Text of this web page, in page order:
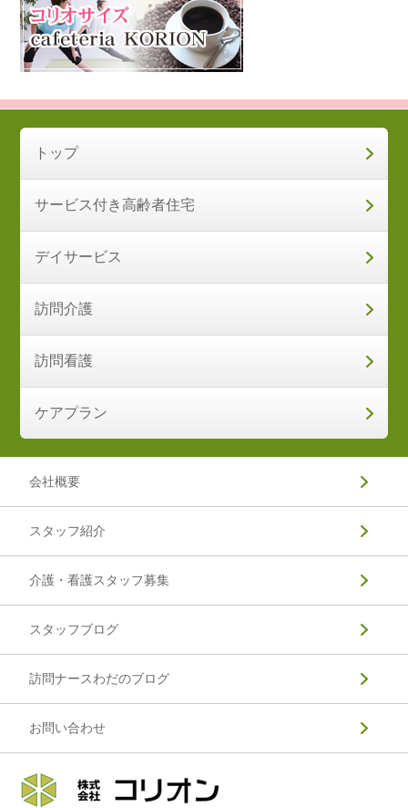
トップ
サービス付き高齢者住宅
デイサービス
訪問介護
訪問看護
ケアプラン
会社概要
スタッフ紹介
介護・看護スタッフ募集
スタッフブログ
訪問ナースわだのブログ
お問い合わせ